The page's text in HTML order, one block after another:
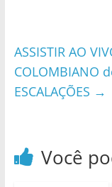
ASSISTIR AO
COLOMBIANO
ESCALAÇÕES →
Você